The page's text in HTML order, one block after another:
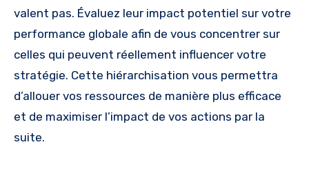
valent pas. Évaluez leur impact potentiel sur votre
performance globale afin de vous concentrer sur
celles qui peuvent réellement influencer votre
stratégie. Cette hiérarchisation vous permettra
d’allouer vos ressources de manière plus efficace
et de maximiser l’impact de vos actions par la
suite.